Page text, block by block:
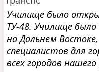
Училище было
ТУ-48. Училище
на Дальнем
специалистов для
всех городов нашего